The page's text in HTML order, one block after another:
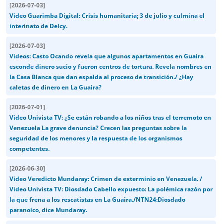
[2026-07-03]
Video Guarimba Digital: Crisis humanitaria; 3 de julio y culmina el
interinato de Delcy.
[2026-07-03]
Videos: Casto Ocando revela que algunos apartamentos en Guaira
esconde dinero sucio y fueron centros de tortura. Revela nombres en
la Casa Blanca que dan espalda al proceso de transición./ ¿Hay
caletas de dinero en La Guaira?
[2026-07-01]
Video Univista TV: ¿Se están robando a los niños tras el terremoto en
Venezuela La grave denuncia? Crecen las preguntas sobre la
seguridad de los menores y la respuesta de los organismos
competentes.
[2026-06-30]
Video Veredicto Mundaray: Crimen de exterminio en Venezuela. /
Video Univista TV: Diosdado Cabello expuesto: La polémica razón por
la que frena a los rescatistas en La Guaira./NTN24:Diosdado
paranoíco, dice Mundaray.